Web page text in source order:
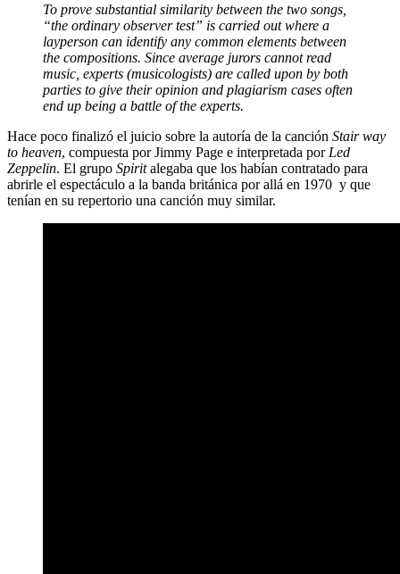
To prove substantial similarity between the two songs,
“the ordinary observer test” is carried out where a
layperson can identify any common elements between
the compositions. Since average jurors cannot read
music, experts (musicologists) are called upon by both
parties to give their opinion and plagiarism cases often
end up being a battle of the experts.
Hace poco finalizó el juicio sobre la autoría de la canción Stair way
to heaven, compuesta por Jimmy Page e interpretada por Led
Zeppelin. El grupo Spiritalegaba que los habían contratado para
abrirle el espectáculo a la banda británica por allá en 1970 y que
tenían en su repertorio una canción muy similar.